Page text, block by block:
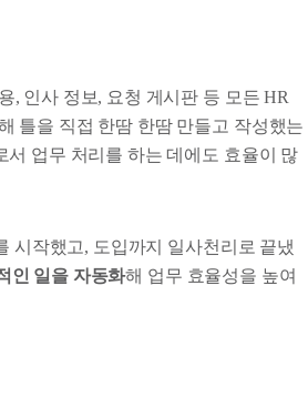
, 인사 정보, 요청 게시판 등 모든 HR
틀을 직접 한땀 한땀 만들고 작성했는
업무 처리를 하는 데에도 효율이 많
시작했고, 도입까지 일사천리로 끝냈
인 일을 자동화해 업무 효율성을 높여